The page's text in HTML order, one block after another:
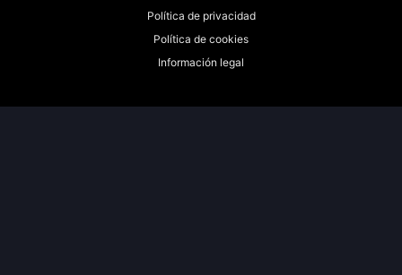
Política de privacidad
Política de cookies
Información legal